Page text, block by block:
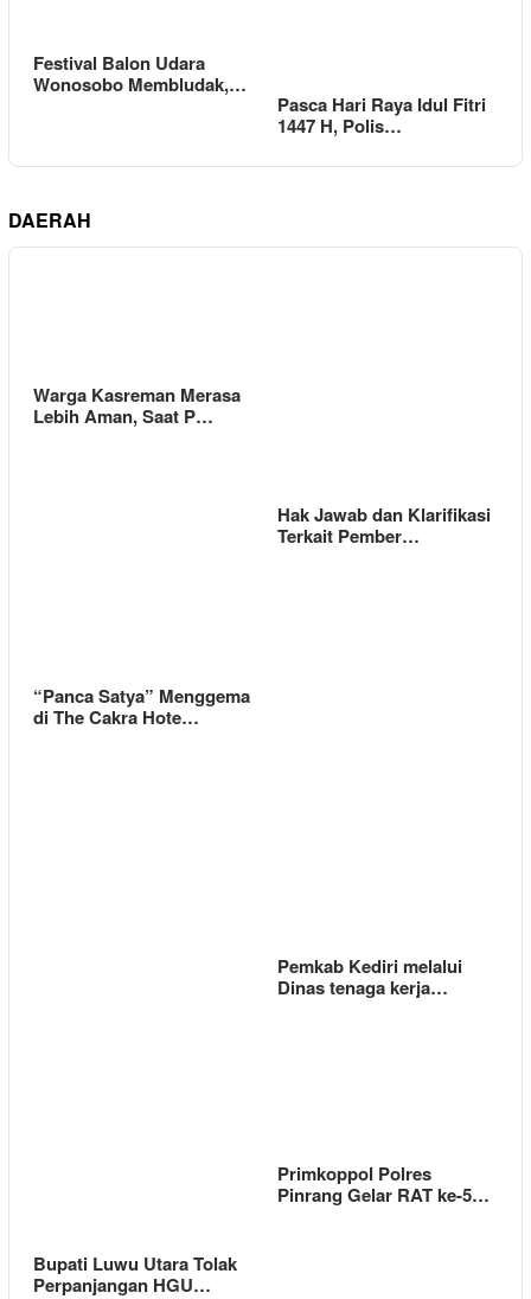
Festival Balon Udara
Wonosobo Membludak,…
Pasca Hari Raya Idul Fitri
1447 H, Polis…
DAERAH
Warga Kasreman Merasa
Lebih Aman, Saat P…
Hak Jawab dan Klarifikasi
Terkait Pember…
“Panca Satya” Menggema
di The Cakra Hote…
Pemkab Kediri melalui
Dinas tenaga kerja…
Bupati Luwu Utara Tolak
Perpanjangan HGU…
Primkoppol Polres
Pinrang Gelar RAT ke-5…